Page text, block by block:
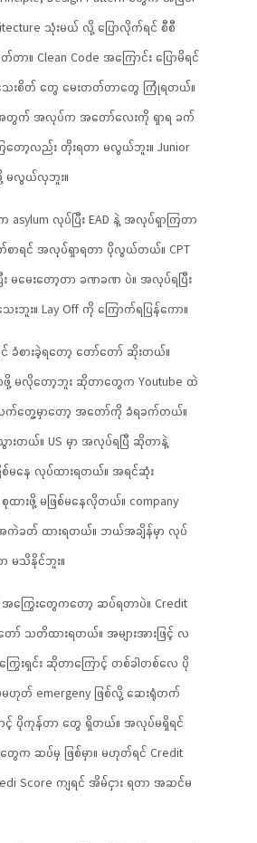
သုံးမယ် လို့ ပြောလိုက်ရင် စီစီ
ာ။ Clean Code အကြောင်း ပြောမိရင်
စိတ် တွေ မေးတတ်တာတွေ ကြုံရတယ်။
အတွက် အလုပ်က အတော်လေးကို ရှာရ ခက်
တော့လည်း တိုးရတာ မလွယ်ဘူး။ Junior
မလွယ်လှဘူး။
က asylum လုပ်ပြီး EAD နဲ့ အလုပ်ရှာကြတာ
က်စာရင် အလုပ်ရှာရတာ ပိုလွယ်တယ်။ CPT
မမေးတော့တာ ခဏခဏ ပဲ။ အလုပ်ရပြီး
းဘူး။ Lay Off ကို ကြောက်ရပြန်ကော။
ခံစားခဲ့ရတော့ တော်တော် ဆိုးတယ်။
မလိုတော့ဘူး ဆိုတာတွေက Youtube ထဲ
က်တွေ့မှာတော့ အတော်ကို ခံရခက်တယ်။
ားတယ်။ US မှာ အလုပ်ရပြီ ဆိုတာနဲ့
စ်မနေ လုပ်ထားရတယ်။ အရင်ဆုံး
စုထားဖို့ မဖြစ်မနေလိုတယ်။ company
ကဲခတ် ထားရတယ်။ ဘယ်အချိန်မှာ လုပ်
မသိနိုင်ဘူး။
ြွေးတွေကတော့ ဆပ်ရတာပဲ။ Credit
ော် သတိထားရတယ်။ အများအားဖြင့် လ
ေးရှင်း ဆိုတာကြောင့် တစ်ခါတစ်လေ ပို
ဟုတ် emergeny ဖြစ်လို့ ဆေးရုံတက်
င့် ပိုကုန်တာ တွေ ရှိတယ်။ အလုပ်မရှိရင်
က ဆပ်မှ ဖြစ်မှာ။ မဟုတ်ရင် Credit
Score ကျရင် အိမ်ငှား ရတာ အဆင်မ